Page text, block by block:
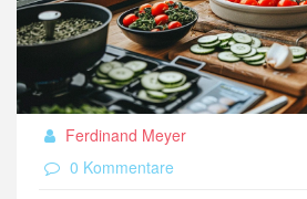
Ferdinand Meyer
0 Kommentare